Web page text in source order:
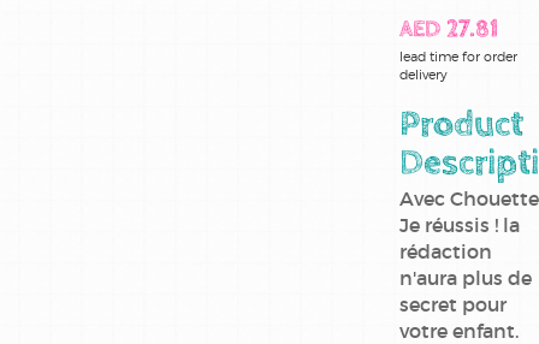
AED 27.81
lead time for order
delivery
Product
Avec Chouette
Je réussis ! la
rédaction
n'aura plus de
secret pour
votre enfant.